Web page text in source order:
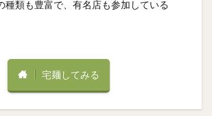
種類も豊富で、有名店も参加している
宅麺してみる